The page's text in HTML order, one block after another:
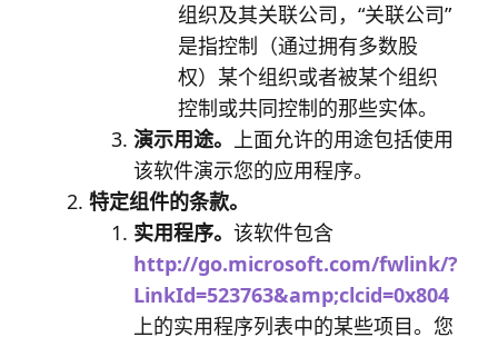
组织及其关联公司，“关联公司”
是指控制（通过拥有多数股
权）某个组织或者被某个组织
控制或共同控制的那些实体。
演示用途。 上面允许的用途包括使用
该软件演示您的应用程序。
特定组件的条款。
实用程序。 该软件包含
http://go.microsoft.com/fwlink/?
LinkId=523763&amp;clcid=0x804
上的实用程序列表中的某些项目。您